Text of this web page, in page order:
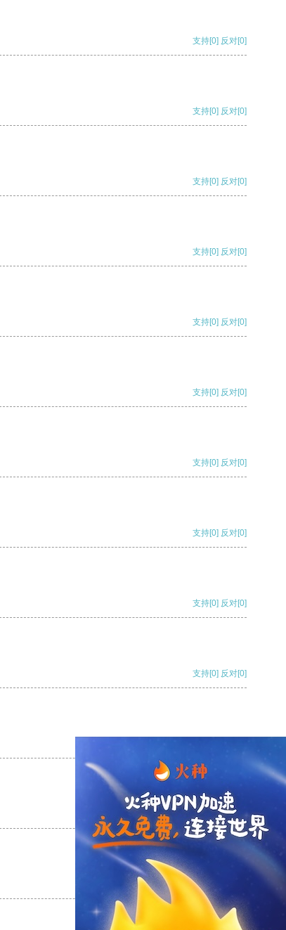
支持[0] 反对[0]
支持[0] 反对[0]
支持[0] 反对[0]
支持[0] 反对[0]
支持[0] 反对[0]
支持[0] 反对[0]
支持[0] 反对[0]
支持[0] 反对[0]
支持[0] 反对[0]
支持[0] 反对[0]
支持 [0] 反对 [0]
支持